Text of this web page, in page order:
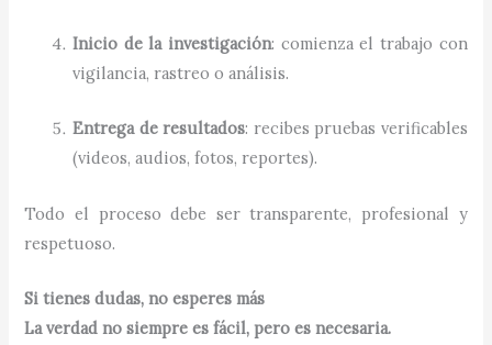
Inicio de la investigación: comienza el trabajo con
vigilancia, rastreo o análisis.
Entrega de resultados: recibes pruebas verificables
(videos, audios, fotos, reportes).
Todo el proceso debe ser transparente, profesional y
respetuoso.
Si tienes dudas, no esperes más
La verdad no siempre es fácil, pero es necesaria.